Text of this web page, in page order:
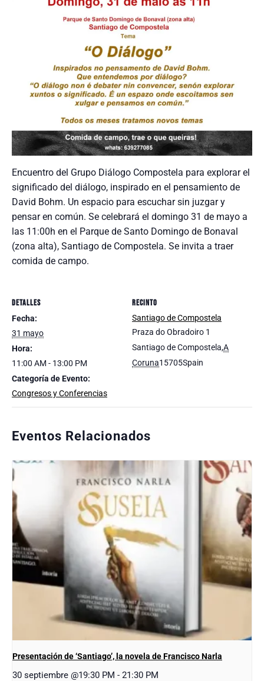
Encuentro del Grupo Diálogo Compostela para explorar el
significado del diálogo, inspirado en el pensamiento de
David Bohm. Un espacio para escuchar sin juzgar y
pensar en común. Se celebrará el domingo 31 de mayo a
las 11:00h en el Parque de Santo Domingo de Bonaval
(zona alta), Santiago de Compostela. Se invita a traer
comida de campo.
DETALLES
Fecha:
31 mayo
Hora:
11:00 AM - 13:00 PM
Categoría de Evento:
Congresos y Conferencias
RECINTO
Santiago de Compostela
Praza do Obradoiro 1
Santiago de Compostela,A
Coruna15705Spain
Eventos Relacionados
Presentación de ‘Santiago’, la novela de Francisco Narla
30 septiembre @19:30 PM - 21:30 PM